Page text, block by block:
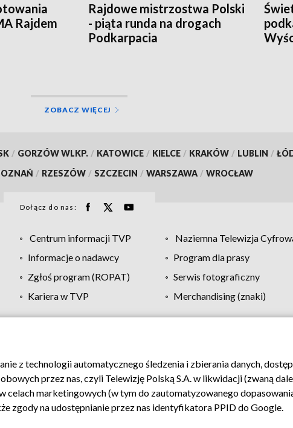
Rajdem
Rajdowe mistrzostwa Polski
- piąta runda na drogach
Podkarpacia
ZOBACZ WIĘCEJ
/ GORZÓW WLKP. / KATOWICE / KIELCE / KRAKÓW / LUBLIN /
/ RZESZÓW / SZCZECIN / WARSZAWA / WROCŁAW
Dołącz do nas:
Centrum informacji TVP Naziemna Telewizja
Informacje o nadawcy
Program dla prasy
Zgłoś program (ROPAT)
Serwis fotograficzny
Kariera w TVP
Merchandising (znaki)
Moje zgody Pomoc Biuro reklamy Kontakt
z technologii automatycznego śledzenia i zbierania danych,
przez nas, czyli Telewizję Polską S.A. w likwidacji (zwaną
celach marketingowych (w tym do zautomatyzowanego
zgody na udostępnianie przez nas identyfikatora PPID do Google.